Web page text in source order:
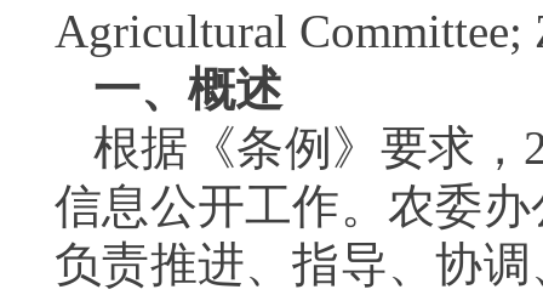
Agricultural Committee;
一、概述
根据《条例》要求，
信息公开工作。农委
负责推进、指导、协